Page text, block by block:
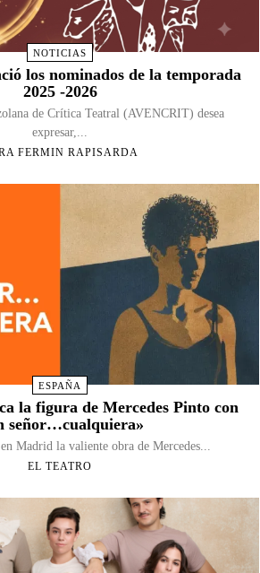
NOTICIAS
los nominados de la temporada
2025 -2026
de Crítica Teatral (AVENCRIT) desea
expresar,...
FERMIN RAPISARDA
ESPAÑA
la figura de Mercedes Pinto con
señor…cualquiera»
Madrid la valiente obra de Mercedes...
EL TEATRO